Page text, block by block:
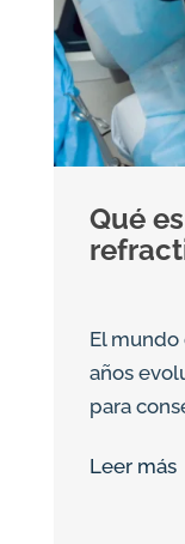
Qué
El
años
para
Leer más